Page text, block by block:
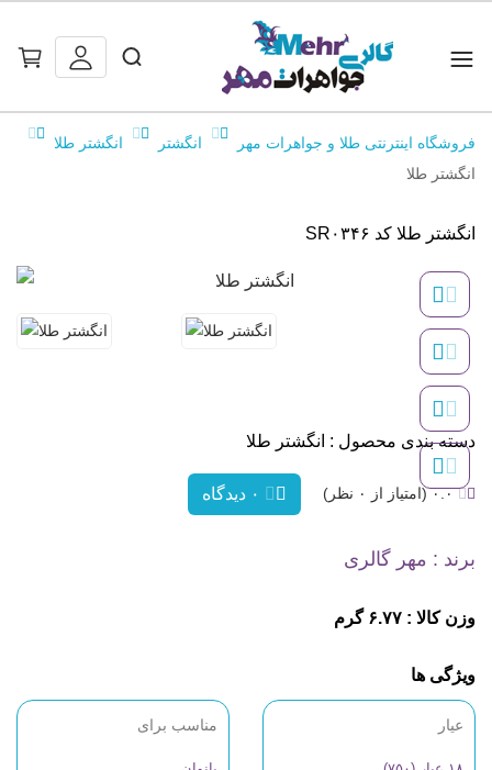
فروشگاه اینترنتی طلا و جواهرات مهر انگشتر
انگشتر طلا
انگشتر طلا
انگشتر طلا کد SR۰۳۴۶
دسته بندی محصول : انگشتر طلا
۰.۰ (امتیاز از ۰ نظر)
برند : مهر گالری
وزن کالا : ۶.۷۷ گرم
ویژگی ها
عیار مناسب برای